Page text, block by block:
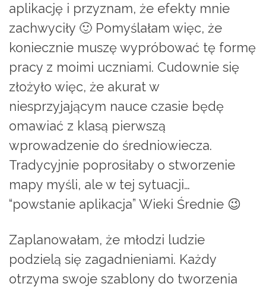
aplikację i przyznam, że efekty mnie
zachwyciły 🙂 Pomyślałam więc, że
koniecznie muszę wypróbować tę formę
pracy z moimi uczniami. Cudownie się
złożyło więc, że akurat w
niesprzyjającym nauce czasie będę
omawiać z klasą pierwszą
wprowadzenie do średniowiecza.
Tradycyjnie poprosiłaby o stworzenie
mapy myśli, ale w tej sytuacji…
“powstanie aplikacja” Wieki Średnie 😉
Zaplanowałam, że młodzi ludzie
podzielą się zagadnieniami. Każdy
otrzyma swoje szablony do tworzenia